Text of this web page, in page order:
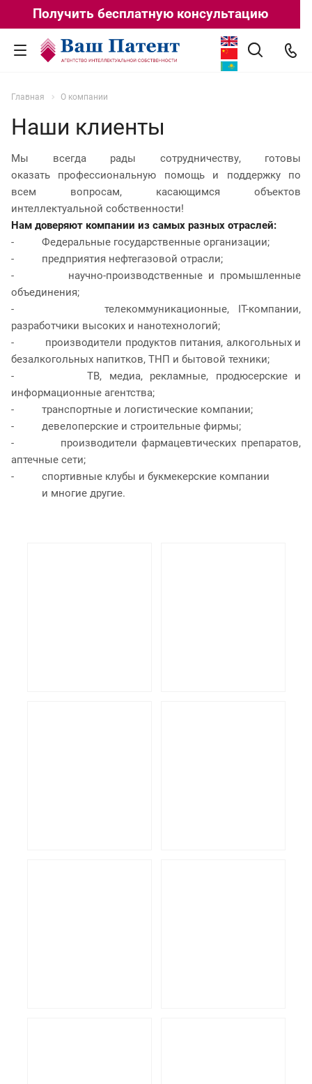
Получить бесплатную консультацию
Главная О компании
Наши клиенты
Мы всегда рады сотрудничеству, готовы
оказать профессиональную помощь и поддержку по
всем вопросам, касающимся объектов
интеллектуальной собственности!
Нам доверяют компании из самых разных отраслей:
- Федеральные государственные организации;
- предприятия нефтегазовой отрасли;
- научно-производственные и промышленные
объединения;
- телекоммуникационные, IT-компании,
разработчики высоких и нанотехнологий;
- производители продуктов питания, алкогольных и
безалкогольных напитков, ТНП и бытовой техники;
- ТВ, медиа, рекламные, продюсерские и
информационные агентства;
- транспортные и логистические компании;
- девелоперские и строительные фирмы;
- производители фармацевтических препаратов,
аптечные сети;
- спортивные клубы и букмекерские компании
и многие другие.